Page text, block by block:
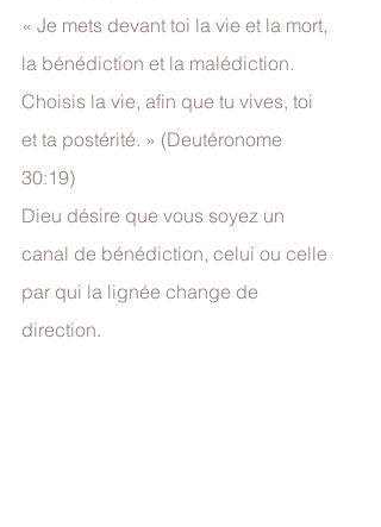
« Je mets devant toi la vie et la mort,
la bénédiction et la malédiction.
Choisis la vie, afin que tu vives, toi
et ta postérité. » (Deutéronome
30:19)
Dieu désire que vous soyez un
canal de bénédiction, celui ou celle
par qui la lignée change de
direction.